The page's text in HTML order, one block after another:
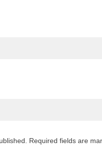
Required fields are